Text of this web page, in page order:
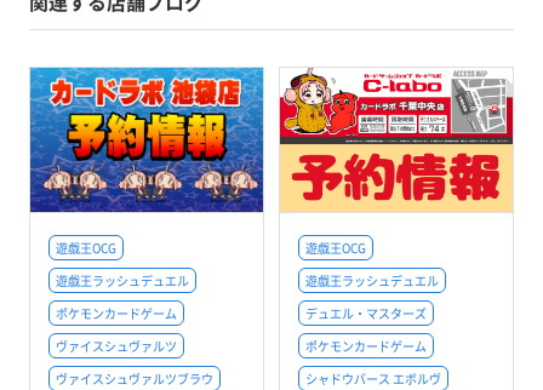
遊戯王OCG
遊戯王ラッシュデュエル
ポケモンカードゲーム
ヴァイスシュヴァルツ
ヴァイスシュヴァルツブラウ
遊戯王OCG
遊戯王ラッシュデュエル
デュエル・マスターズ
ポケモンカードゲーム
シャドウバース エボルヴ